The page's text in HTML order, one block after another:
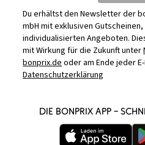
Du erhältst den Newsletter der
mbH mit exklusiven
individualisierten Angeboten.
mit Wirkung für die Zukunft unter
bonprix.deoder am Ende jeder
Datenschutzerklärung
DIE BONPRIX APP –